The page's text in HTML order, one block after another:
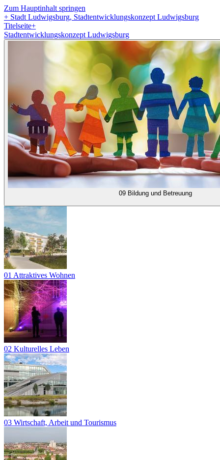
Zum Hauptinhalt springen
+ Stadt Ludwigsburg, Stadtentwicklungskonzept Ludwigsburg
Titelseite+
Stadtentwicklungskonzept Ludwigsburg
09 Bildung und Betreuung
01 Attraktives Wohnen
02 Kulturelles Leben
03 Wirtschaft, Arbeit und Tourismus